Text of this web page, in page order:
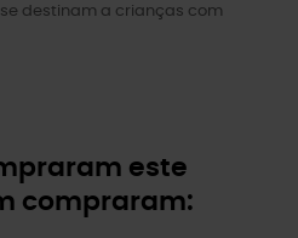
destinam a crianças com
este
compraram: